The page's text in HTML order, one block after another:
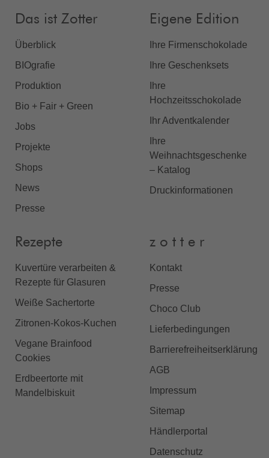
Das ist Zotter
Überblick
BIOgrafie
Produktion
Bio + Fair + Green
Jobs
Projekte
Shops
News
Presse
Eigene Edition
Ihre Firmenschokolade
Ihre Geschenksets
Ihre
Hochzeitsschokolade
Ihr Adventkalender
Ihre
Weihnachtsgeschenke
– Katalog
Druckinformationen
Rezepte
Kuvertüre verarbeiten &
Rezepte für Glasuren
Weiße Sachertorte
Zitronen-Kokos-Kuchen
Vegane Brainfood
Cookies
Erdbeertorte mit
Mandelbiskuit
z o t t e r
Kontakt
Presse
Choco Club
Lieferbedingungen
Barrierefreiheitserklärung
AGB
Impressum
Sitemap
Händlerportal
Datenschutz